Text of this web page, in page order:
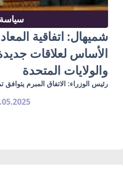
سياسة
شميهال: اتفاقية
الأساس لعلاقات جديدة
والولايات المتحدة
رئيس الوزراء: الاتفاق المبرم يتوافق